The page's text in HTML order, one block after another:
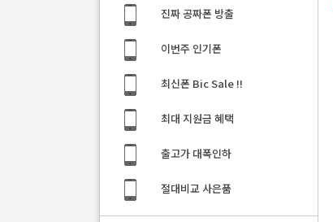
진짜 공짜폰 방출
이번주 인기폰
최신폰 Bic Sale !!
최대 지원금 혜택
출고가 대폭인하
절대비교 사은품